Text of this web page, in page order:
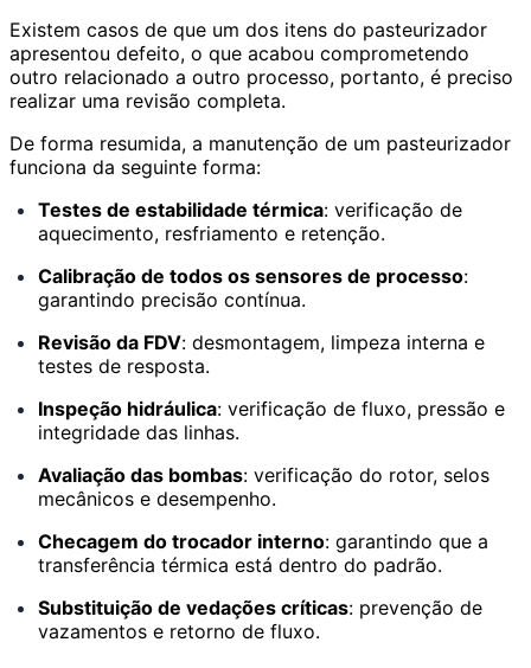
Existem casos de que um dos itens do pasteurizador
apresentou defeito, o que acabou comprometendo
outro relacionado a outro processo, portanto, é preciso
realizar uma revisão completa.
De forma resumida, a manutenção de um pasteurizador
funciona da seguinte forma:
Testes de estabilidade térmica: verificação de
aquecimento, resfriamento e retenção.
Calibração de todos os sensores de processo:
garantindo precisão contínua.
Revisão da FDV: desmontagem, limpeza interna e
testes de resposta.
Inspeção hidráulica: verificação de fluxo, pressão e
integridade das linhas.
Avaliação das bombas: verificação do rotor, selos
mecânicos e desempenho.
Checagem do trocador interno: garantindo que a
transferência térmica está dentro do padrão.
Substituição de vedações críticas: prevenção de
vazamentos e retorno de fluxo.